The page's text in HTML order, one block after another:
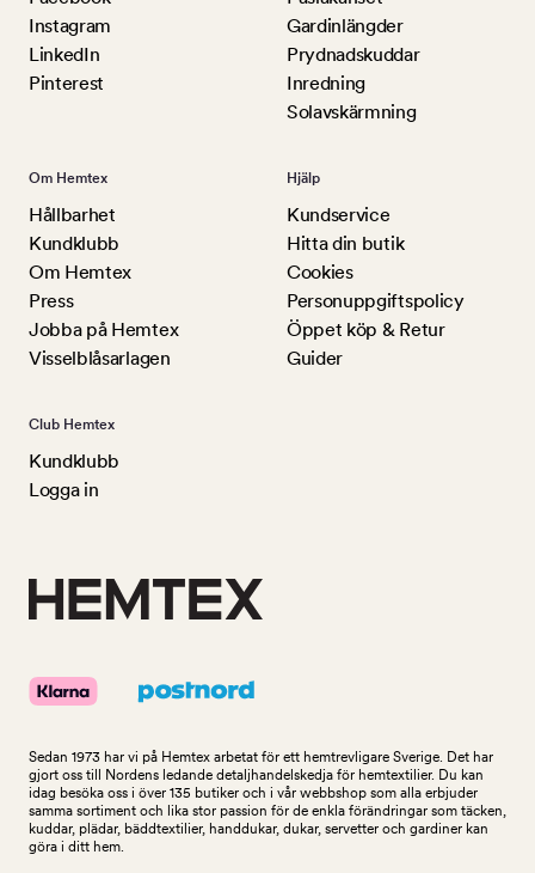
Instagram
LinkedIn
Pinterest
Gardinlängder
Prydnadskuddar
Inredning
Solavskärmning
Om Hemtex
Hållbarhet
Kundklubb
Om Hemtex
Press
Jobba på Hemtex
Visselblåsarlagen
Hjälp
Kundservice
Hitta din butik
Cookies
Personuppgiftspolicy
Öppet köp & Retur
Guider
Club Hemtex
Kundklubb
Logga in
Sedan 1973 har vi på Hemtex arbetat för ett hemtrevligare Sverige. Det har
gjort oss till Nordens ledande detaljhandelskedja för hemtextilier. Du kan
idag besöka oss i över 135 butiker och i vår webbshop som alla erbjuder
samma sortiment och lika stor passion för de enkla förändringar som täcken,
kuddar, plädar, bäddtextilier, handdukar, dukar, servetter och gardiner kan
göra i ditt hem.